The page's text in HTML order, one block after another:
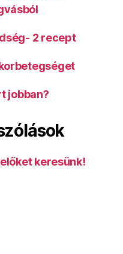
2 recept
jobban?
keresünk!